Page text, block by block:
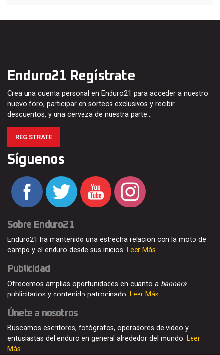
Enduro21 Regístrate
Crea una cuenta personal en Enduro21 para acceder a nuestro
nuevo foro, participar en sorteos exclusivos y recibir
descuentos, y una cerveza de nuestra parte…
REGÍSTRATE
Síguenos
Sobre Enduro21
Enduro21 ha mantenido una estrecha relación con la moto de
campo y el enduro desde sus inicios. Leer Más
Publicidad
Ofrecemos amplias oportunidades en cuanto a banners
publicitarios y contenido patrocinado. Leer Más
Únete a nosotros
Buscamos escritores, fotógrafos, operadores de video y
entusiastas del enduro en general alrededor del mundo. Leer
Más